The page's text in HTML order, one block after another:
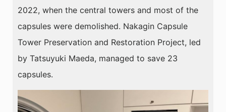
2022, when the central towers and most of the
capsules were demolished. Nakagin Capsule
Tower Preservation and Restoration Project, led
by Tatsuyuki Maeda, managed to save 23
capsules.